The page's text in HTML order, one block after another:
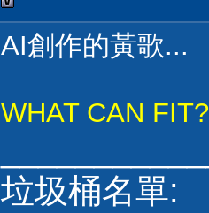
AI創作的黃歌...
WHAT CAN
垃圾桶名單: